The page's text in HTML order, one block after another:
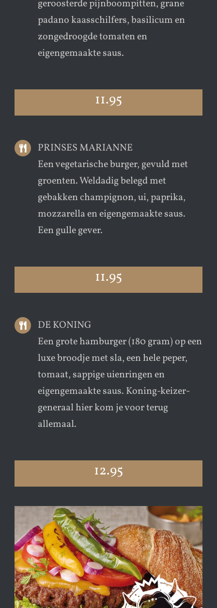
geroosterde pijnboompitten, grane
padano kaasschilfers, basilicum en
zongedroogde tomaten en
eigengemaakte saus.
11.95
PRINSES MARIANNE
Een vegetarische burger, gevuld met
groenten. Weldadig belegd met
gebakken champignon, ui, paprika,
mozzarella en eigengemaakte saus.
Een gulle gever.
11.95
DE KONING
Een grote hamburger (180 gram) op een
luxe broodje met sla, een hele peper,
tomaat, sappige uienringen en
eigengemaakte saus. Koning-keizer-
generaal hier kom je voor terug
allemaal.
12.95